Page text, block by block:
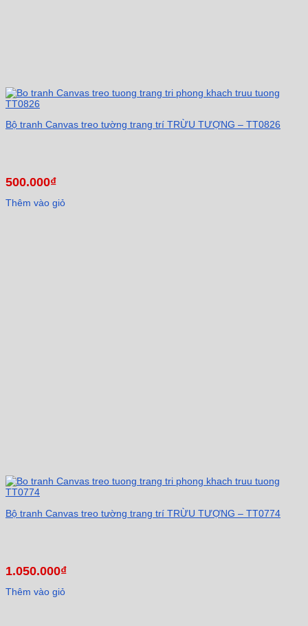
Bộ tranh Canvas treo tường trang trí TRỪU TƯỢNG – TT0826
500.000₫
Thêm vào giỏ
Bộ tranh Canvas treo tường trang trí TRỪU TƯỢNG – TT0774
1.050.000₫
Thêm vào giỏ